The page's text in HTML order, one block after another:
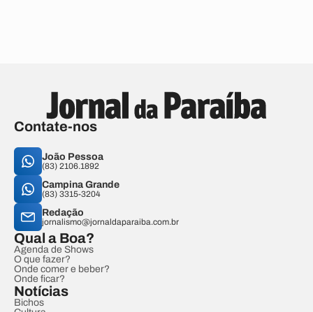
Contate-nos
João Pessoa
(83) 2106.1892
Campina Grande
(83) 3315-3204
Redação
jornalismo@jornaldaparaiba.com.br
Qual a Boa?
Agenda de Shows
O que fazer?
Onde comer e beber?
Onde ficar?
Notícias
Bichos